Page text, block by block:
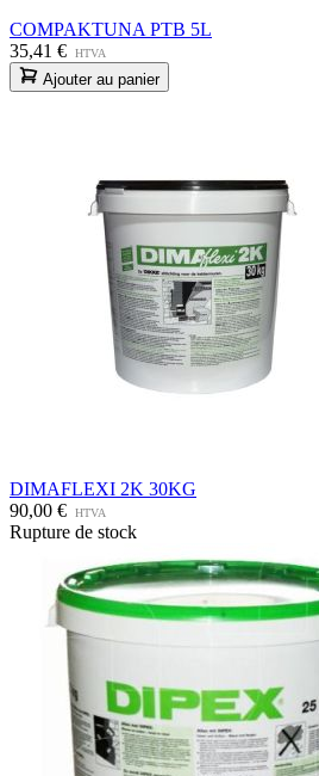
COMPAKTUNA PTB 5L
35,41 €
HTVA
Ajouter au panier
DIMAFLEXI 2K 30KG
90,00 €
HTVA
Rupture de stock